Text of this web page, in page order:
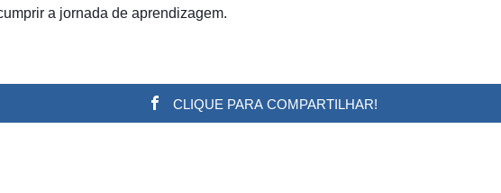
a jornada de aprendizagem.
CLIQUE PARA COMPARTILHAR!